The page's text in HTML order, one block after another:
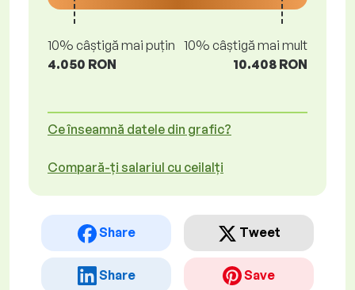
10% câștigă mai puțin
4.050 RON
10% câștigă mai mult
10.408 RON
Ce înseamnă datele din grafic?
Compară-ți salariul cu ceilalți
Share Tweet
Share Save